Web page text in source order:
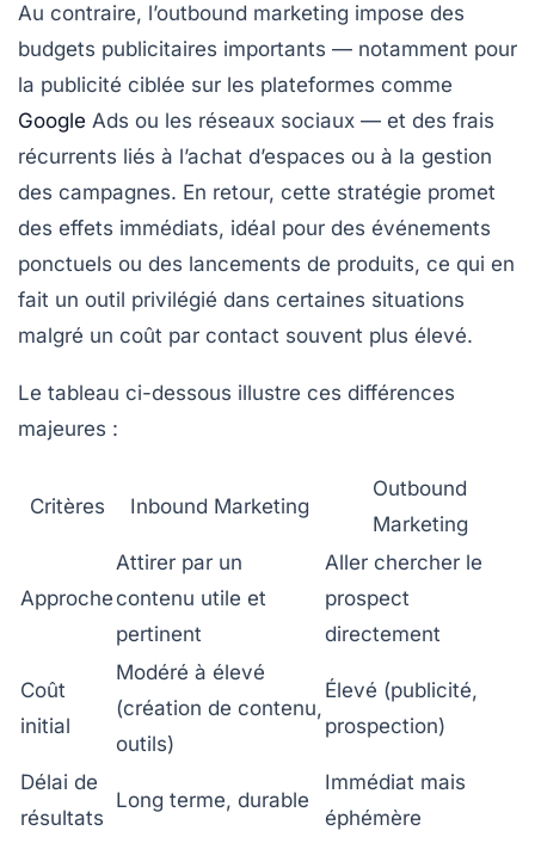
Au contraire, l’outbound marketing impose des
budgets publicitaires importants — notamment pour
la publicité ciblée sur les plateformes comme
Google Ads ou les réseaux sociaux — et des frais
récurrents liés à l’achat d’espaces ou à la gestion
des campagnes. En retour, cette stratégie promet
des effets immédiats, idéal pour des événements
ponctuels ou des lancements de produits, ce qui en
fait un outil privilégié dans certaines situations
malgré un coût par contact souvent plus élevé.
Le tableau ci-dessous illustre ces différences
majeures :
Critères Inbound Marketing
Outbound
Marketing
Approche
Attirer par un
contenu utile et
pertinent
Aller chercher le
prospect
directement
Coût
initial
Modéré à élevé
(création de contenu,
outils)
Élevé (publicité,
prospection)
Délai de
résultats
Long terme, durable
Immédiat mais
éphémère